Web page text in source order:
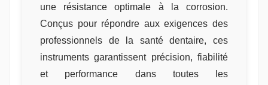
une résistance optimale à la corrosion.
Conçus pour répondre aux exigences des
professionnels de la santé dentaire, ces
instruments garantissent précision, fiabilité
et performance dans toutes les